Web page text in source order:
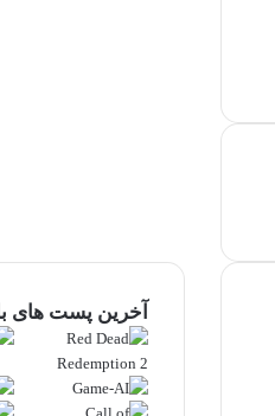
آخرین پست های